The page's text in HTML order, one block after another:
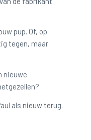
pup. Of, op
tegen, maar
nieuwe
als nieuw terug.